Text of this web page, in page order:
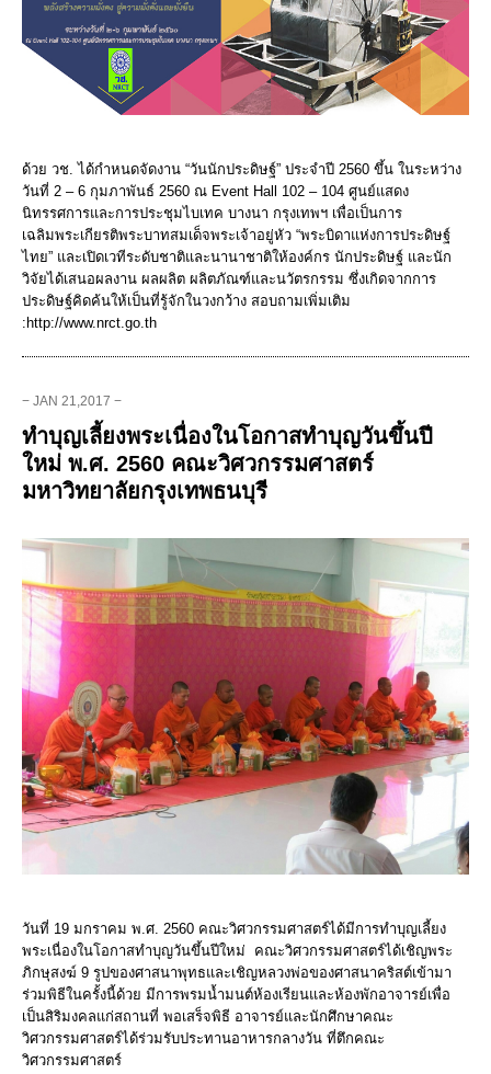
ด้วย วช. ได้กำหนดจัดงาน “วันนักประดิษฐ์” ประจำปี 2560 ขึ้น ในระหว่าง
วันที่ 2 – 6 กุมภาพันธ์ 2560 ณ Event Hall 102 – 104 ศูนย์แสดง
นิทรรศการและการประชุมไบเทค บางนา กรุงเทพฯ เพื่อเป็นการ
เฉลิมพระเกียรติพระบาทสมเด็จพระเจ้าอยู่หัว “พระบิดาแห่งการประดิษฐ์
ไทย” และเปิดเวทีระดับชาติและนานาชาติให้องค์กร นักประดิษฐ์ และนัก
วิจัยได้เสนอผลงาน ผลผลิต ผลิตภัณฑ์และนวัตรกรรม ซึ่งเกิดจากการ
ประดิษฐ์คิดค้นให้เป็นที่รู้จักในวงกว้าง สอบถามเพิ่มเติม
:http://www.nrct.go.th
− JAN 21,2017 −
ทำบุญเลี้ยงพระเนื่องในโอกาสทำบุญวันขึ้นปี
ใหม่ พ.ศ. 2560 คณะวิศวกรรมศาสตร์
มหาวิทยาลัยกรุงเทพธนบุรี
วันที่ 19 มกราคม พ.ศ. 2560 คณะวิศวกรรมศาสตร์ได้มีการทำบุญเลี้ยง
พระเนื่องในโอกาสทำบุญวันขึ้นปีใหม่ คณะวิศวกรรมศาสตร์ได้เชิญพระ
ภิกษุสงฆ์ 9 รูปของศาสนาพุทธและเชิญหลวงพ่อของศาสนาคริสต์เข้ามา
ร่วมพิธีในครั้งนี้ด้วย มีการพรมน้ำมนต์ห้องเรียนและห้องพักอาจารย์เพื่อ
เป็นสิริมงคลแก่สถานที่ พอเสร็จพิธี อาจารย์และนักศึกษาคณะ
วิศวกรรมศาสตร์ได้ร่วมรับประทานอาหารกลางวัน ที่ตึกคณะ
วิศวกรรมศาสตร์